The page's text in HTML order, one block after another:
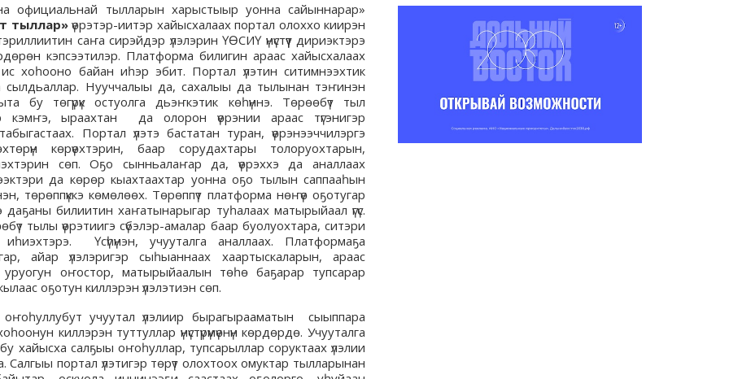
официальнай тылларын харыстыыр уонна сайыннарар»
тыллар»үөрэтэр-иитэр хайысхалаах портал олоххо киирэн
саҥа сирэйдэр үлэлэрин ҮӨСИҮ үнүстүүт дириэктэрэ
кэпсээтилэр. Платформа билигин араас хайысхалаах
хоһооно байан иһэр эбит. Портал үлэтин ситимнээхтик
сылдьаллар. Нууччалыы да, сахалыы да тылынан тэҥинэн
бу төгүрүк остуолга дьэҥкэтик көһүннэ. Төрөөбүт тыл
кэмҥэ, ыраахтан да олорон үөрэнии араас түгэнигэр
Портал үлэтэ бастатан туран, үөрэнээччилэргэ
көрүөхтэрин, баар сорудахтары толоруохтарын,
сөп. Оҕо сынньалаҥар да, үөрэххэ да аналлаах
да көрөр кыахтаахтар уонна оҕо тылын саппааһын
төрөппүккэ көмөлөөх. Төрөппүт платформа нөҥүө оҕотугар
даҕаны билиитин хаҥатынарыгар туһалаах матырыйаал үгүс.
тылы үөрэтиигэ сүбэлэр-амалар баар буолуохтара, ситэри
Үсүһүнэн, учууталга аналлаах. Платформаҕа
айар үлэлэригэр сыһыаннаах хаартыскаларын, араас
оҥостор, матырыйаалын төһө баҕарар тупсарар
оҕотун киллэрэн үлэлэтиэн сөп.
учуутал үлэлиир бырагырааматын сыыппара
киллэрэн туттуллар үнүстүрүмүөнүн көрдөрдө. Учууталга
хайысха салҕыы оҥоһуллар, тупсарыллар соруктаах үлэлии
портал үлэтигэр төрүт олохтоох омуктар тылларынан